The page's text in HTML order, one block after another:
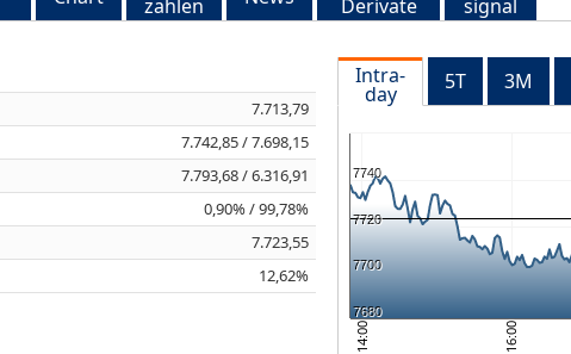
zahlen Derivate signal
7.713,79
7.742,85 / 7.698,15
7.793,68 / 6.316,91
0,90% / 99,78%
7.723,55
12,62%
Intra-
day 5T 3M
14:00 16:00
7680
7700
7720
7740